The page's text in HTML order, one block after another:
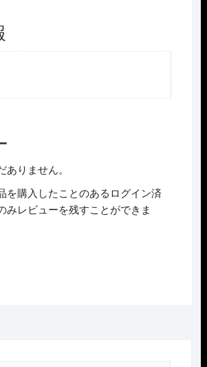
ありません。
を購入したことのあるログイン済
みレビューを残すことができま